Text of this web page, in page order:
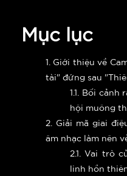
Mục lục
1. Giới thiệu về
tài" đứng sau
1.1. Bối
hội muông
2. Giải mã giai
âm nhạc làm nên
2.1. Vai trò
linh hồn